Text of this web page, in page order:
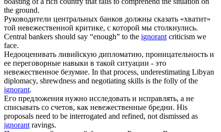
the ground.
Руководители центральных банков должны сказать «хватит»
той невежественной критике, с которой мы столкнулись.
Central bankers should say “enough” to the ignorantcriticism we
face.
Недооценивать ливийскую дипломатию, проницательность и
ее переговорные навыки в такой ситуации - это
невежественное безумие. In that process, underestimating Libyan
diplomacy, shrewdness and negotiating skills is the folly of the
ignorant.
Его предложения нужно исследовать и исправлять, а не
списывать со счетов, как невежественные бредни. His
proposals need to be interrogated and refined, not dismissed as
ignorantravings.